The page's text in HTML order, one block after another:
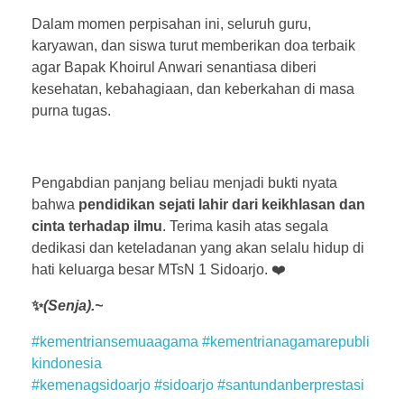
Dalam momen perpisahan ini, seluruh guru,
karyawan, dan siswa turut memberikan doa terbaik
agar Bapak Khoirul Anwari senantiasa diberi
kesehatan, kebahagiaan, dan keberkahan di masa
purna tugas.
Pengabdian panjang beliau menjadi bukti nyata
bahwa pendidikan sejati lahir dari keikhlasan dan
cinta terhadap ilmu. Terima kasih atas segala
dedikasi dan keteladanan yang akan selalu hidup di
hati keluarga besar MTsN 1 Sidoarjo. ❤️
✨(Senja).~
#kementriansemuaagama #kementrianagamarepubli
kindonesia
#kemenagsidoarjo #sidoarjo #santundanberprestasi